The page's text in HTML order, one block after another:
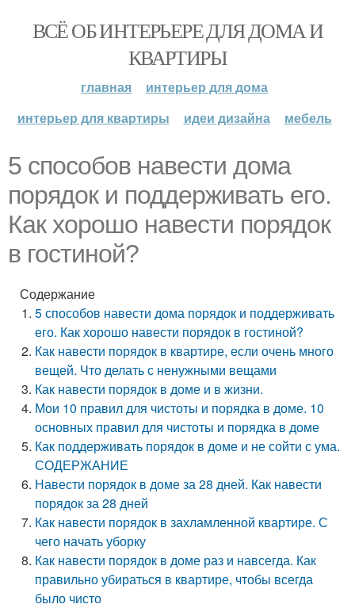
ВСЁ ОБ ИНТЕРЬЕРЕ ДЛЯ ДОМА И
КВАРТИРЫ
главная
интерьер для дома
интерьер для квартиры
идеи дизайна мебель
5 способов навести дома
порядок и поддерживать его.
Как хорошо навести порядок
в гостиной?
Содержание
5 способов навести дома порядок и поддерживать
его. Как хорошо навести порядок в гостиной?
Как навести порядок в квартире, если очень много
вещей. Что делать с ненужными вещами
Как навести порядок в доме и в жизни.
Мои 10 правил для чистоты и порядка в доме. 10
основных правил для чистоты и порядка в доме
Как поддерживать порядок в доме и не сойти с ума.
СОДЕРЖАНИЕ
Навести порядок в доме за 28 дней. Как навести
порядок за 28 дней
Как навести порядок в захламленной квартире. С
чего начать уборку
Как навести порядок в доме раз и навсегда. Как
правильно убираться в квартире, чтобы всегда
было чисто